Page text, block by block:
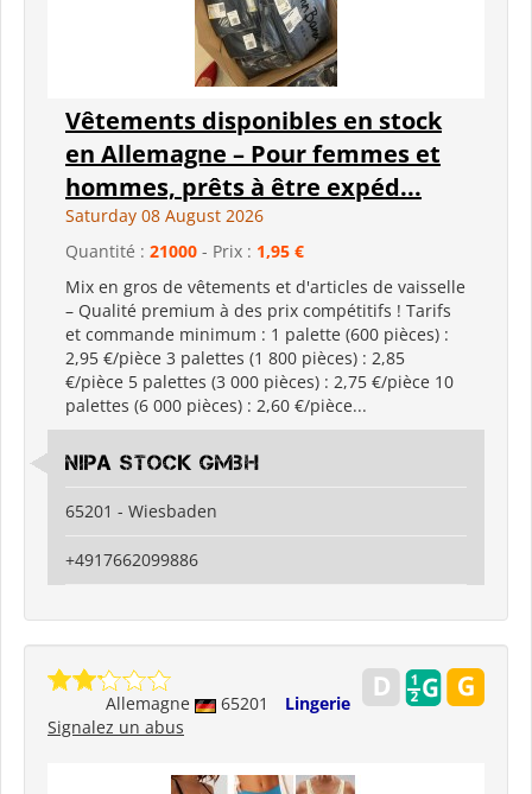
Vêtements disponibles en stock
en Allemagne – Pour femmes et
hommes, prêts à être expéd...
Saturday 08 August 2026
Quantité : 21000 - Prix : 1,95 €
Mix en gros de vêtements et d'articles de vaisselle
– Qualité premium à des prix compétitifs ! Tarifs
et commande minimum : 1 palette (600 pièces) :
2,95 €/pièce 3 palettes (1 800 pièces) : 2,85
€/pièce 5 palettes (3 000 pièces) : 2,75 €/pièce 10
palettes (6 000 pièces) : 2,60 €/pièce...
Nipa Stock GmbH
65201 - Wiesbaden
+4917662099886
Allemagne 65201
Lingerie
Signalez un abus